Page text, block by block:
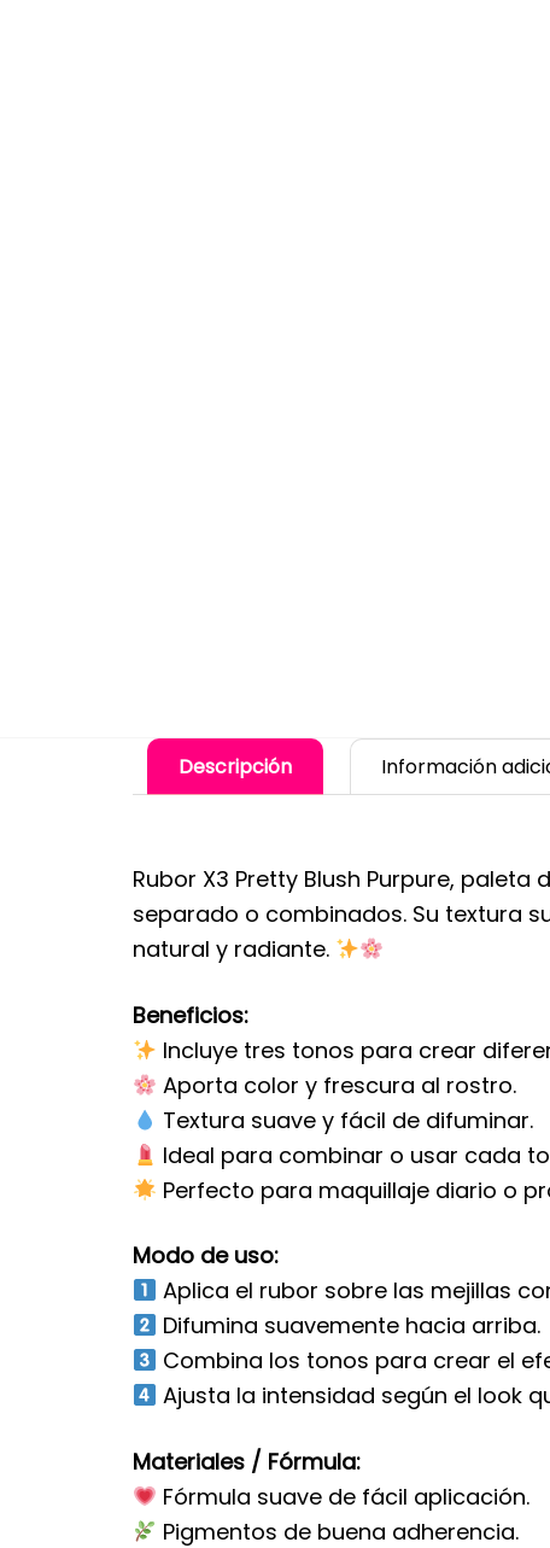
Descripción Información
Rubor X3 Pretty Blush Purpure,
separado o combinados. Su textura
natural y radiante.
Beneficios:
Incluye tres tonos para crear
Aporta color y frescura al rostro.
Textura suave y fácil de difuminar.
Ideal para combinar o usar cada
Perfecto para maquillaje diario o
Modo de uso:
Aplica el rubor sobre las mejillas
Difumina suavemente hacia arriba.
Combina los tonos para crear el
Ajusta la intensidad según el look
Materiales / Fórmula:
Fórmula suave de fácil aplicación.
Pigmentos de buena adherencia.